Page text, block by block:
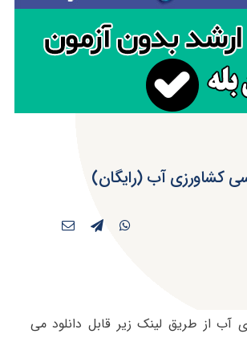
ارشد ۱۳۹۱ مهندسی کشاورزی آب از طریق لینک زیر قابل دانلود می